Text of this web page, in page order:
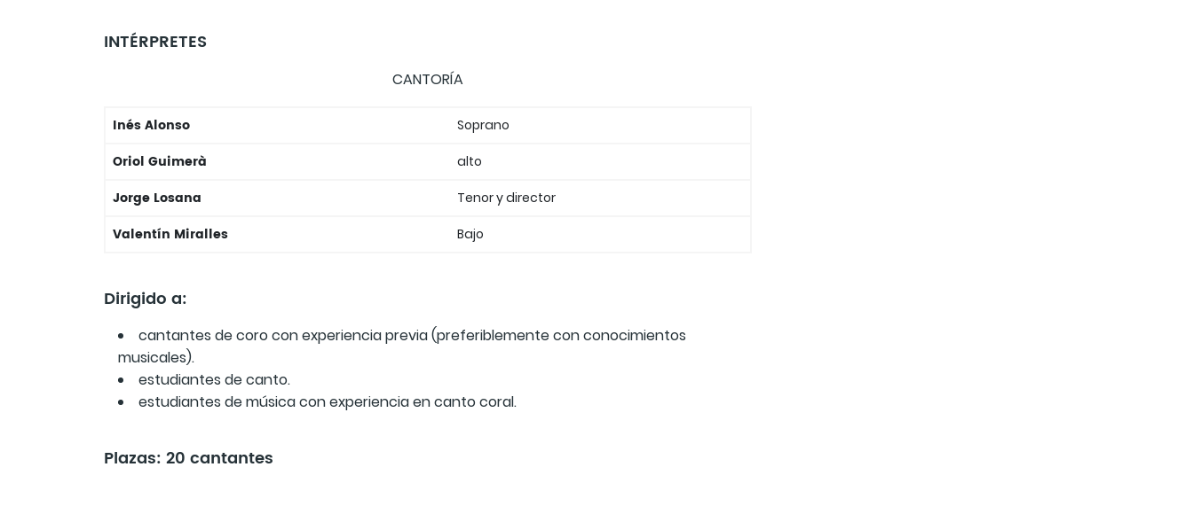
INTÉRPRETES
CANTORÍA
Inés Alonso Soprano
Oriol Guimerà alto
Jorge Losana Tenor y director
Valentín Miralles Bajo
Dirigido a:
cantantes de coro con experiencia previa (preferiblemente con conocimientos
musicales).
estudiantes de canto.
estudiantes de música con experiencia en canto coral.
Plazas: 20 cantantes